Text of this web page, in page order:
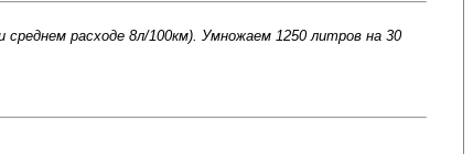
расходе 8л/100км). Умножаем 1250 литров на 30